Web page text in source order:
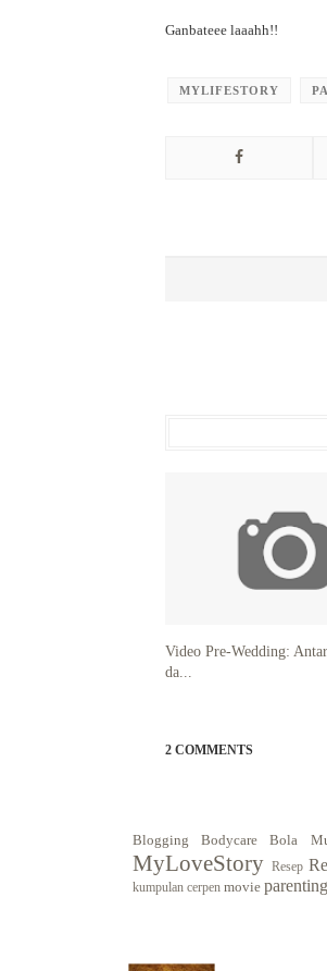
Ganbateee laaahh!!
MYLIFESTORY
Video Pre-Wedding:
da...
2 COMMENTS
Blogging Bodycare Bola
MyLoveStory Resep
kumpulan cerpen movie parenting